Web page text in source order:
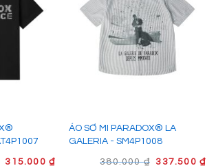
GIÁ
315.000 ₫GIÁ
ÁO SƠ MI PARADOX® LA
GALERIA - SM4P1008
380.000₫ GIÁ
337.500 ₫